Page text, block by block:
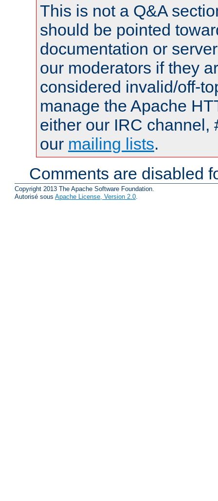
This is not a Q&A
should be pointed
documentation or
our moderators if they
considered invalid/off-
manage the Apache
either our IRC channel,
our mailing lists.
Comments are disabled
Copyright 2013 The Apache Software Foundation.
Autorisé sous Apache License, Version 2.0.